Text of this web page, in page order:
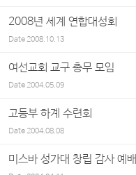
2008년 세계 연합대성회
Date2008.10.13
여선교회 교구 총무 모임
Date2004.05.09
고등부 하계 수련회
Date2004.08.08
미스바 성가대 창립 감사 예배